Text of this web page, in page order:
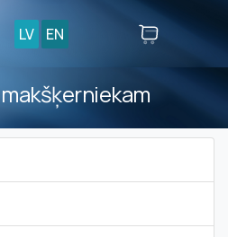
LV EN